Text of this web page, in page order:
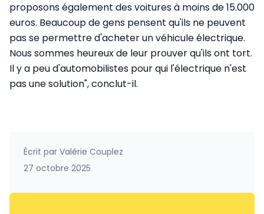
proposons également des voitures à moins de 15.000
euros. Beaucoup de gens pensent qu'ils ne peuvent
pas se permettre d'acheter un véhicule électrique.
Nous sommes heureux de leur prouver qu'ils ont tort.
Il y a peu d'automobilistes pour qui l'électrique n'est
pas une solution", conclut-il.
Écrit par Valérie Couplez
27 octobre 2025